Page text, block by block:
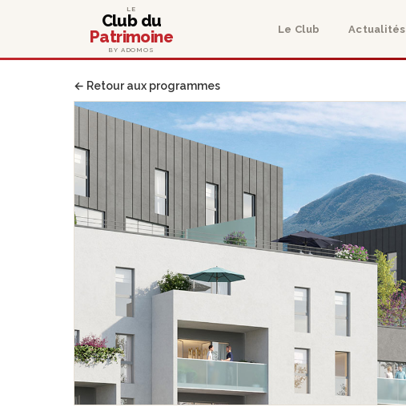
LE
Club du
Patrimoine
BY ADOMOS
Le Club Actualités
← Retour aux programmes